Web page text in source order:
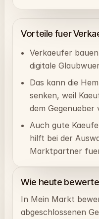
Vorteile fuer
Verkaeufer
digitale
Das kann die
senken, weil
dem Gegenueber
Auch gute
hilft bei der
Marktpartner
Wie heute
In Mein Markt
abgeschlossenen